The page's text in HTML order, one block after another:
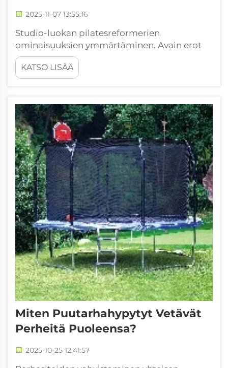
2025-11-07 13:55:16
Studio-luokan pilatesreformerien
ominaisuuksien ymmärtäminen. Avain erot
koti- ja studio-luokan reformerien välillä.
Studioihin suunnitellut pilatesreformerit
kestävät vakavaa kaupallista kulutusta. Niissä
polyuretaani...
KATSO LISÄÄ
Miten Puutarhahypytyt Vetävät
Perheitä Puoleensa?
2025-10-25 12:41:57